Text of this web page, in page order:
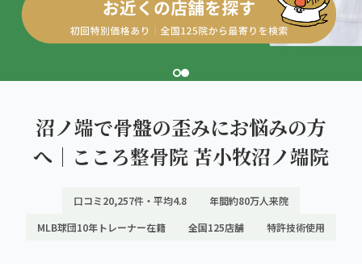
ぎっくり腰
寝違え
姿勢矯正
疲労回復
ゴルフ
高田馬場エリア（2院）
立川エリア（2院）
広島エリア（4院）
メディア・実績
お知らせ
コラム
沼ノ端で骨盤の歪みにお悩みの方
へ｜こころ整骨院 苫小牧沼ノ端院
口コミ20,257件・平均4.8
年間約80万人来院
MLB球団10年トレーナー在籍
全国125店舗 特許技術使用